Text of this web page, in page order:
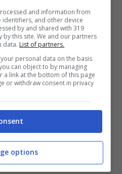
si scatena il
invio unafotosexy ad
si crea la situazione”
, maMaria De Filippi
non è sempre così
anche mandare
sicuramente non è il
si difende: “Con lei
scandaloso”, ma
inviato dellefoto
and information from
identifiers, and other device
by and shared with 319
by this site. We and our partners
data. List of partners.
personal data on the basis
can object to by managing
link at the bottom of this page
or withdraw consent in privacy
options